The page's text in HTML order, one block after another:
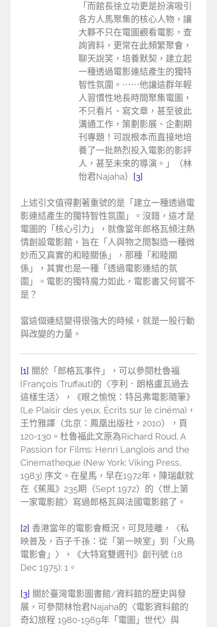
「而館長徐立功更是扮演吸引
各方人馬聚集的核心人物，讓
大夥不只在電圖觀看電影，查
詢資料，更常在此頻繁聚會，
聊天說笑，培養默契，建立起
一種透過電影連結產生的獨特
智性氛圍。⋯⋯他讓這群年輕
人習慣性地長時間聚集電圖，
不只看片、寫文章，甚至彼此
溝通工作，策劃影展、企劃期
刊專題！可說根本而直接地培
養了一批熱烈投入電影的影評
人，甚至未來的導演。」（林
怡君Najaha）
[3]
上述引文值得劃著重號的是「建立一種透過電
影連結產生的獨特智性氛圍」。沒錯，這才是
電圖的「核心引力」，就像當年郎格瓦傾注熱
情創設電影館，旨在「人與物之間製造一種微
妙而又真實的和睦關係」，那種「和睦關
係」，其實也是一種「透過電影連結的氛
圍」。電影的獨特魔力如此，電影書又何嘗不
是？
當這個連結變得很強大的時候，就是一股行動
與改變的力量。
[1] 關於「郎格瓦事件」，可以參閱杜魯福
(François Truffaut)的〈亨利．朗格盧瓦過去
這樣生活〉，《眼之愉悅：特呂弗電影隨筆》
(Le Plaisir des yeux. Écrits sur le cinéma)，
王竹雅譯（北京：鳳凰出版社，2010），頁
120-130。杜魯福此文原為Richard Roud, A
Passion for Films: Henri Langlois and the
Cinematheque (New York: Viking Press,
1983) 序文。在星馬，早在1972年，陳瑞獻就
在《蕉風》235期（Sept 1972）的〈世上第
一家電影館〉寫過郎格瓦與法國電影館了。
[2] 香港當年的電影會概況，可見陸離，〈私
映普及，百子千孫：從「第一映室」到「火鳥
電影會」〉，《大特寫雙週刊》創刊號 (18
Dec 1975): 1。
[3] 關於臺灣電影圖書館/資料館的歷史與發
展，可參閱林怡君Najaha的〈電影資料館的
奇幻旅程 1980-1989年「電圖」世代〉與